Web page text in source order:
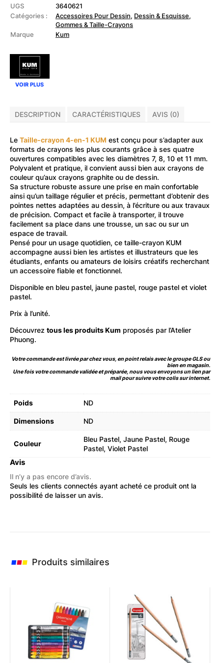
crayon
4-
en-
Pastel
UGS
3640621
Catégories :
Accessoires Pour Dessin, Dessin & Esquisse,
Gommes & Taille-Crayons
Marque
Kum
VOIR PLUS
DESCRIPTION CARACTÉRISTIQUES AVIS (0)
Le Taille-crayon 4-en-1 KUM est conçu pour s’adapter aux
formats de crayons les plus courants grâce à ses quatre
ouvertures compatibles avec les diamètres 7, 8, 10 et 11 mm.
Polyvalent et pratique, il convient aussi bien aux crayons de
couleur qu’aux crayons graphite ou de dessin.
Sa structure robuste assure une prise en main confortable
ainsi qu’un taillage régulier et précis, permettant d’obtenir des
pointes nettes adaptées au dessin, à l’écriture ou aux travaux
de précision. Compact et facile à transporter, il trouve
facilement sa place dans une trousse, un sac ou sur un
espace de travail.
Pensé pour un usage quotidien, ce taille-crayon KUM
accompagne aussi bien les artistes et illustrateurs que les
étudiants, enfants ou amateurs de loisirs créatifs recherchant
un accessoire fiable et fonctionnel.
Disponible en bleu pastel, jaune pastel, rouge pastel et violet
pastel.
Prix à l’unité.
Découvrez tous les produits Kum proposés par l’Atelier
Phuong.
Votre commande est livrée par chez vous, en point relais avec le groupe GLS ou
bien en magasin.
Une fois votre commande validée et préparée, nous vous envoyons un lien par
mail pour suivre votre colis sur internet.
Poids ND
Dimensions ND
Couleur
Bleu Pastel, Jaune Pastel, Rouge
Pastel, Violet Pastel
Avis
Il n’y a pas encore d’avis.
Seuls les clients connectés ayant acheté ce produit ont la
possibilité de laisser un avis.
Produits similaires